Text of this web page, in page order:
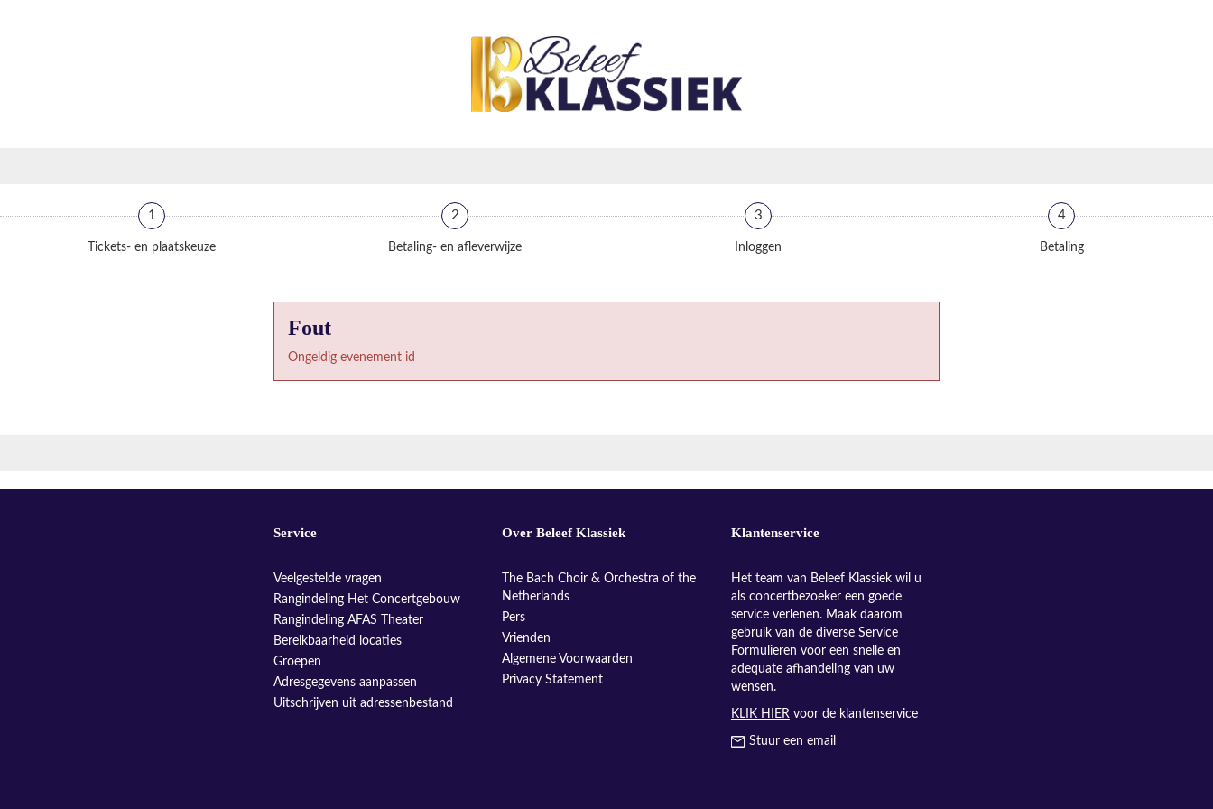
1
Tickets- en plaatskeuze
2
Betaling- en afleverwijze
3
Inloggen
4
Betaling
Fout
Ongeldig evenement id
Service
Veelgestelde vragen
Rangindeling Het Concertgebouw
Rangindeling AFAS Theater
Bereikbaarheid locaties
Groepen
Adresgegevens aanpassen
Uitschrijven uit adressenbestand
Over Beleef Klassiek
The Bach Choir & Orchestra of the
Netherlands
Pers
Vrienden
Algemene Voorwaarden
Privacy Statement
Klantenservice
Het team van Beleef Klassiek wil u
als concertbezoeker een goede
service verlenen. Maak daarom
gebruik van de diverse Service
Formulieren voor een snelle en
adequate afhandeling van uw
wensen.
KLIK HIERvoor de klantenservice
Stuur een email